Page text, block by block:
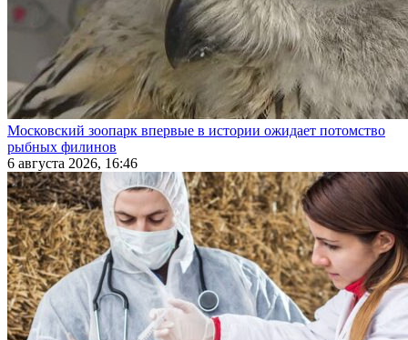
Московский зоопарк впервые в истории ожидает потомство
рыбных филинов
6 августа 2026, 16:46